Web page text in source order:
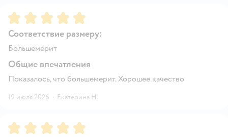
Рейтинг:5
Соответствие размеру:
Большемерит
Общие впечатления
Показалось, что большемерит. Хорошее качество
19 июля 2026 · Екатерина Н.
Рейтинг:5